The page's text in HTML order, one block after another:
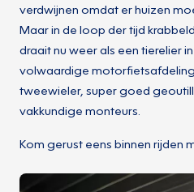
verdwijnen omdat er huizen
Maar in de loop der tijd
draait nu weer als een tierelier
volwaardige
tweewieler, super goed
vakkundige monteurs.
Kom gerust eens binnen rijden